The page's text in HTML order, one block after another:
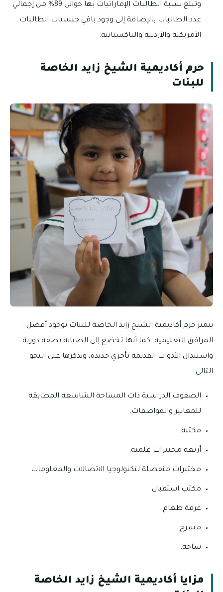
وتبلغ نسبة الطالبات الإماراتيات بها حوالى 89% من إجمالي
عدد الطالبات بالإضافة إلى وجود باقي جنسيات الطالبات
الأمريكية والأردنية والباكستانية.
حرم أكاديمية الشيخ زايد الخاصة
للبنات
يتميز حرم أكاديمية الشيخ زايد الخاصة للبنات بوجود أفضل
المرافق التعليمية، كما أنها تخضع إلى الصيانة بصفة دورية
واستبدال الأدوات القديمة بأخري جديدة، ونذكرها على النحو
التالي:
الصفوف الدراسية ذات المساحة الشاسعة المطابقة
للمعايير والمواصفات.
مكتبة.
أربعة مختبرات علمية.
مختبرات منفصلة لتكنولوجيا الاتصالات والمعلومات.
مكتب استقبال.
غرفة طعام.
مسرح.
ساحة.
مزايا أكاديمية الشيخ زايد الخاصة